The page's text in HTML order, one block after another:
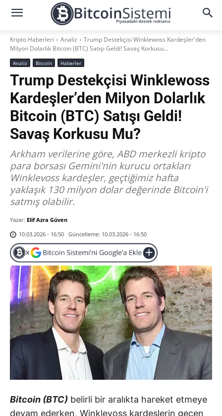
Kripto Haberleri Analiz
Trump Destekçisi Winklewoss Kardeşler'den
Milyon Dolarlık Bitcoin (BTC) Satışı Geldi! Savaş Korkusu...
Analiz Bitcoin Haberler
Trump Destekçisi Winklewoss
Kardeşler’den Milyon Dolarlık
Bitcoin (BTC) Satışı Geldi!
Savaş Korkusu Mu?
Arkham verilerine göre, ABD merkezli kripto
para borsası Gemini'nin kurucu ortakları
Winklevoss kardeşler, geçtiğimiz hafta
yaklaşık 130 milyon dolar değerinde Bitcoin'i
satmış olabilir.
Yazar: Elif Azra Güven
10.03.2026 - 16:50 Güncelleme: 10.03.2026 - 16:50
Bitcoin (BTC) belirli bir aralıkta hareket etmeye
devam ederken, Winklevoss kardeşlerin geçen